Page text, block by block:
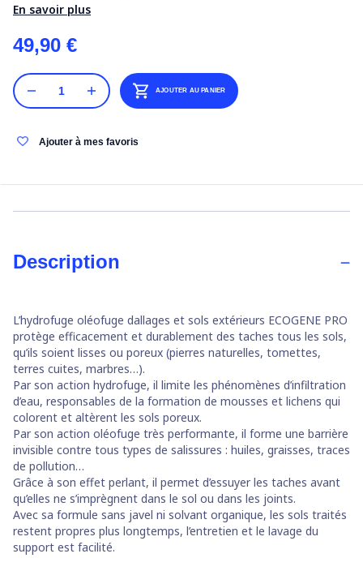
En savoir plus
49,90 €
AJOUTER AU PANIER
Ajouter à mes favoris
Description
L’hydrofuge oléofuge dallages et sols extérieurs ECOGENE PRO
protège efficacement et durablement des taches tous les sols,
qu’ils soient lisses ou poreux (pierres naturelles, tomettes,
terres cuites, marbres…).
Par son action hydrofuge, il limite les phénomènes d’infiltration
d’eau, responsables de la formation de mousses et lichens qui
colorent et altèrent les sols poreux.
Par son action oléofuge très performante, il forme une barrière
invisible contre tous types de salissures : huiles, graisses, traces
de pollution…
Grâce à son effet perlant, il permet d’essuyer les taches avant
qu’elles ne s’imprègnent dans le sol ou dans les joints.
Avec sa formule sans javel ni solvant organique, les sols traités
restent propres plus longtemps, l’entretien et le lavage du
support est facilité.